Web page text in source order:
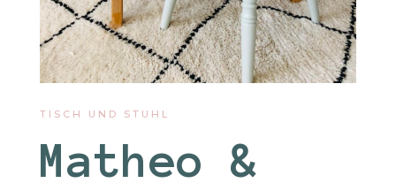
TISCH UND STUHL
Matheo &